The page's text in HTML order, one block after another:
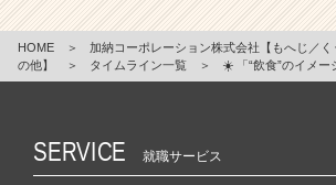
HOME ＞
加納コーポレーション株式会社【もへじ／
の他】
＞ タイムライン一覧 ＞ ☀️ 「“飲食”のイメ
SERVICE 就職サービス